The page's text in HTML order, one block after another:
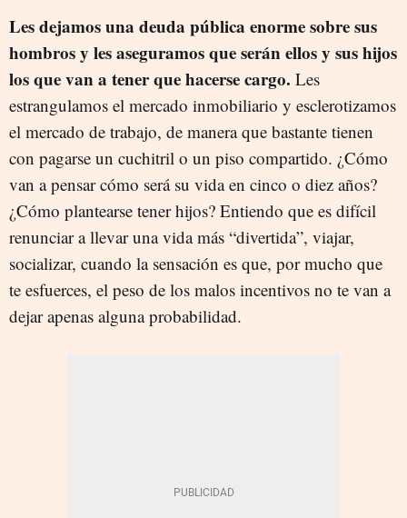
Les dejamos una deuda pública enorme sobre sus
hombros y les aseguramos que serán ellos y sus hijos
los que van a tener que hacerse cargo. Les
estrangulamos el mercado inmobiliario y esclerotizamos
el mercado de trabajo, de manera que bastante tienen
con pagarse un cuchitril o un piso compartido. ¿Cómo
van a pensar cómo será su vida en cinco o diez años?
¿Cómo plantearse tener hijos? Entiendo que es difícil
renunciar a llevar una vida más “divertida”, viajar,
socializar, cuando la sensación es que, por mucho que
te esfuerces, el peso de los malos incentivos no te van a
dejar apenas alguna probabilidad.